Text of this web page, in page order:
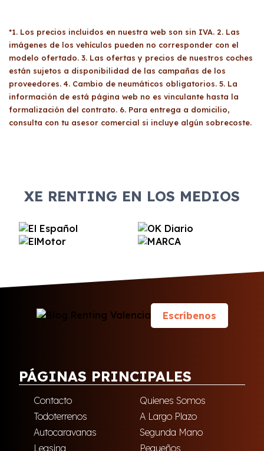
*1. Los precios incluidos en nuestra web son sin IVA. 2. Las
imágenes de los vehículos pueden no corresponder con el
modelo ofertado. 3. Las ofertas y precios de nuestros coches
están sujetos a disponibilidad de las campañas de los
proveedores. 4. Cambio de neumáticos obligatorios. 5. La
información de está página web no es vinculante hasta la
formalización del contrato. 6. Para entrega a domicilio,
consulta con tu asesor comercial si incluye algún sobrecoste.
XE RENTING EN LOS MEDIOS
Escríbenos
PÁGINAS PRINCIPALES
Contacto
Quienes Somos
Todoterrenos
A Largo Plazo
Autocaravanas
Segunda Mano
Leasing
Pequeños